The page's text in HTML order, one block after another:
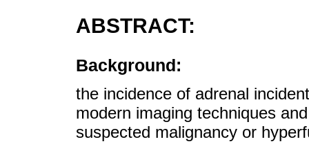
ABSTRACT:
Background:
the incidence of adrenal
modern imaging techniques
suspected malignancy or